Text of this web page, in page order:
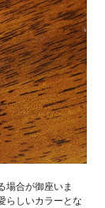
場合が御座いま
らしいカラーとな